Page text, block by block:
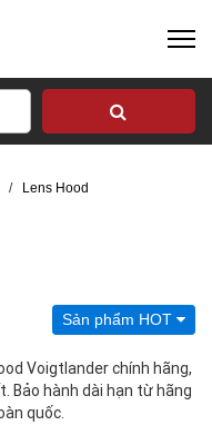
/ Lens Hood
Sản phẩm HOT
Voigtlander chính hãng,
Bảo hành dài hạn từ hãng
quốc.